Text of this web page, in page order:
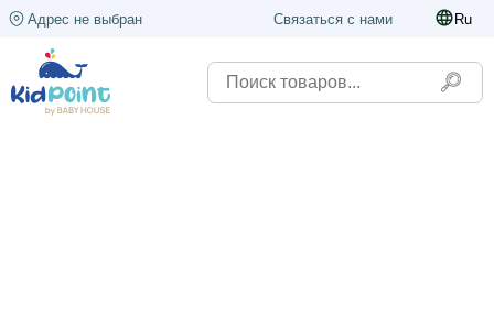
Адрес не выбран Связаться с нами Ru